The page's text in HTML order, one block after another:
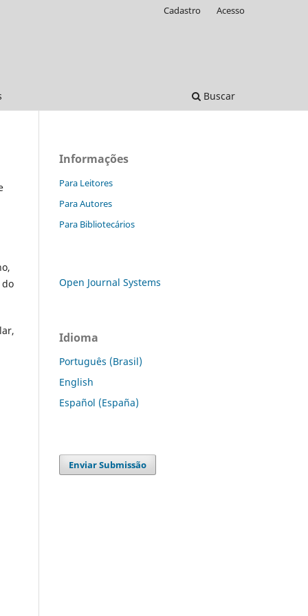
Buscar
Cadastro Acesso
do
Informações
Para Leitores
Para Autores
Para Bibliotecários
Open Journal Systems
Idioma
Português (Brasil)
English
Español (España)
Enviar Submissão